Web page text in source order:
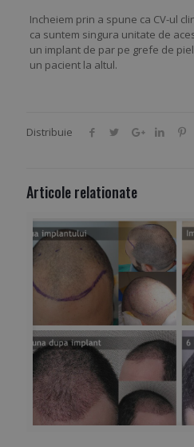
Incheiem prin a spune ca CV-ul
ca suntem singura unitate de
un implant de par pe grefe de
un pacient la altul.
Distribuie
Articole relationate